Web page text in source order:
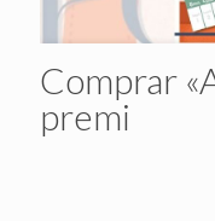
Comprar
premi